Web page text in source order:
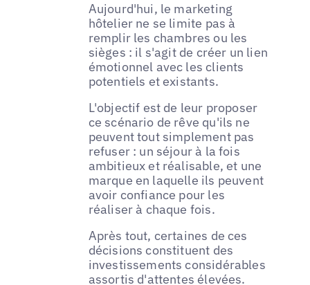
Aujourd'hui, le marketing
hôtelier ne se limite pas à
remplir les chambres ou les
sièges : il s'agit de créer un lien
émotionnel avec les clients
potentiels et existants.
L'objectif est de leur proposer
ce scénario de rêve qu'ils ne
peuvent tout simplement pas
refuser : un séjour à la fois
ambitieux et réalisable, et une
marque en laquelle ils peuvent
avoir confiance pour les
réaliser à chaque fois.
Après tout, certaines de ces
décisions constituent des
investissements considérables
assortis d'attentes élevées.